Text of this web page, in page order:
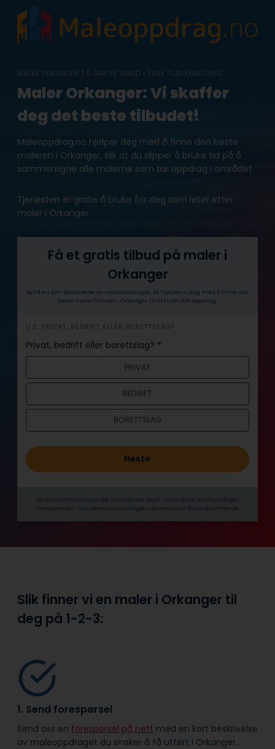
content
MALER ORKANGER: FÅ GRATIS TILBUD • RASK TILBAKEMELDING
Maler Orkanger: Vi skaffer
deg det beste tilbudet!
Maleoppdrag.no hjelper deg med å finne den beste
maleren i Orkanger, slik at du slipper å bruke tid på å
sammenligne alle malerne som tar oppdrag i området.
Tjenesten er gratis å bruke for deg som leter etter
maler i Orkanger.
Få et gratis tilbud på maler i
Orkanger
Send en kort beskrivelse av maleoppdraget, så hjelper vi deg med å finne det
beste malerfirmaet i Orkanger til akkurat ditt oppdrag.
h
e
r
1/3: PRIVAT, BEDRIFT ELLER BORETTSLAG?
Privat, bedrift eller borettslag? *
PRIVAT
BEDRIFT
BORETTSLAG
Neste
Din kontaktinformasjon blir utelukkende brukt i forbindelse med oppdrags­
forespørselen. Dine person­­opplysninger utleveres ikke til uvedkommende.
Slik finner vi en maler i Orkanger til
deg på 1-2-3:
1. Send forespørsel
Send oss en forespørsel på nett med en kort beskrivelse
av maleoppdraget du ønsker å få utført i Orkanger.